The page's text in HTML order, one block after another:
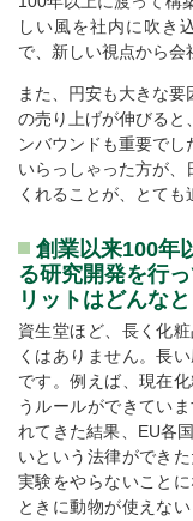
しい風を社内に吹き
で、新しい視点から会
また、円安も大きな
の売り上げが伸びると
ンバウンドも重要で
いらっしゃった方が、
くれることが、とても
創業以来100年
る研究開発を行
リットはどんな
資生堂ほど、長く化
くはありません。長
です。例えば、現在
うルールができてい
れてきた結果、EU各
いという法律ができ
実験をやらないこと
ときに動物が使えな